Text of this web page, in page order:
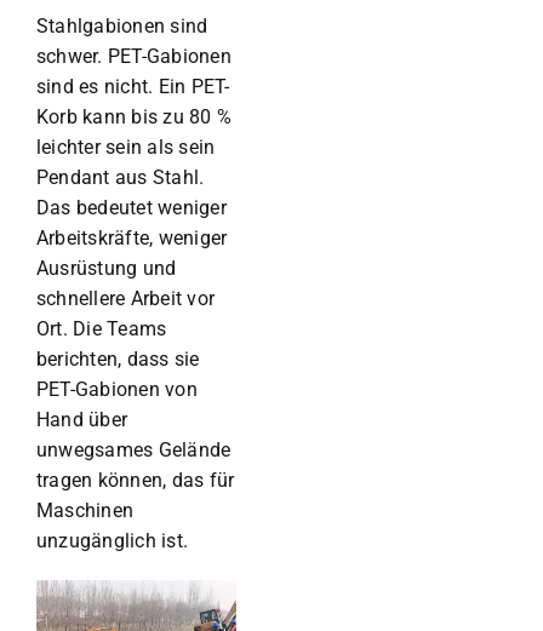
Stahlgabionen sind
schwer. PET-Gabionen
sind es nicht. Ein PET-
Korb kann bis zu 80 %
leichter sein als sein
Pendant aus Stahl.
Das bedeutet weniger
Arbeitskräfte, weniger
Ausrüstung und
schnellere Arbeit vor
Ort. Die Teams
berichten, dass sie
PET-Gabionen von
Hand über
unwegsames Gelände
tragen können, das für
Maschinen
unzugänglich ist.